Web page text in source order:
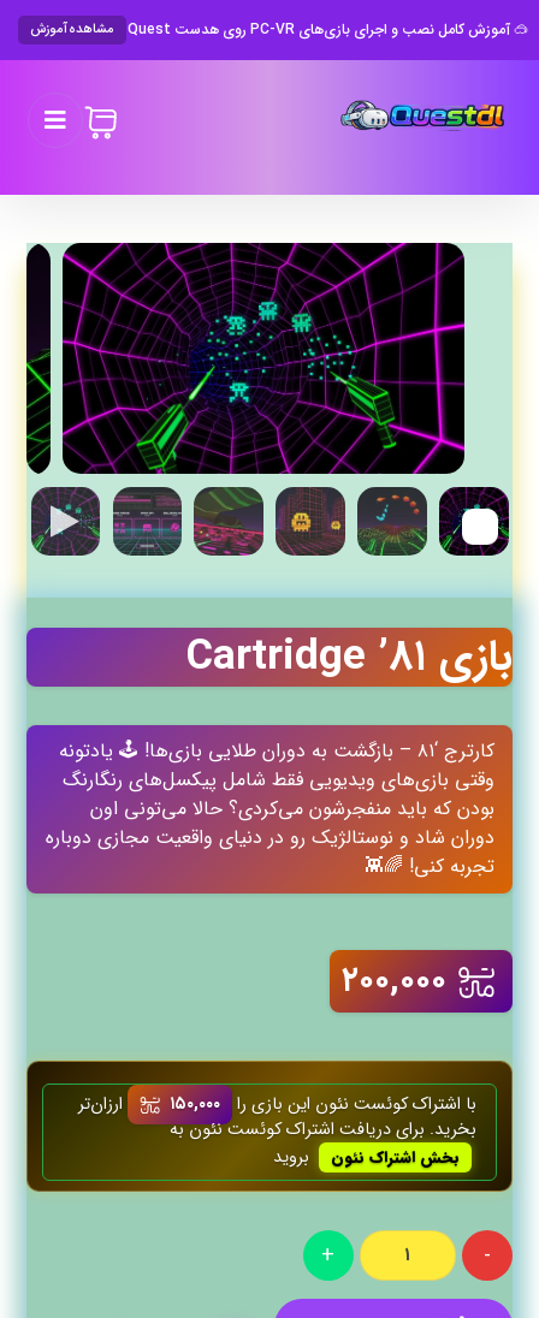
🥽 آموزش کامل نصب و اجرای بازی‌های PC-VR روی هدست Meta Quest مشاهده آموزش
بازی Cartridge ’۸۱
کارترج ‘۸۱ – بازگشت به دوران طلایی بازی‌ها! 🕹️ یادتونه
وقتی بازی‌های ویدیویی فقط شامل پیکسل‌های رنگارنگ
بودن که باید منفجرشون می‌کردی؟ حالا می‌تونی اون
دوران شاد و نوستالژیک رو در دنیای واقعیت مجازی دوباره
تجربه کنی! 🌈👾
۲۰۰,۰۰۰
با اشتراک کوئست‌ نئون این بازی را ۱۵۰,۰۰۰
ارزان‌تر
بخرید. برای دریافت اشتراک کوئست‌ نئون به
بخش اشتراک نئون بروید
-
+